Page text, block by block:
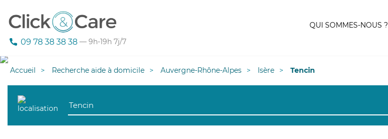
09 78 38 38 38 — 9h-19h 7j/7
QUI SOMMES-NOUS ?
Accueil Recherche aide à domicile Auvergne-Rhône-Alpes Isère Tencin